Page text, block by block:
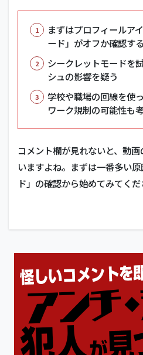
まずはプロフィールア
ード」がオフか確認する
シークレットモードを
シュの影響を疑う
学校や職場の回線を使
ワーク規制の可能性も
コメント欄が見れないと、動
いますよね。まずは一番多い
ド」の確認から始めてみてくだ